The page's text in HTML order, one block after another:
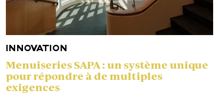
INNOVATION
Menuiseries SAPA : un système unique
pour répondre à de multiples
exigences